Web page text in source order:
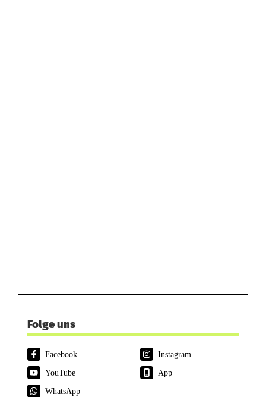
Folge uns
Facebook
Instagram
YouTube
App
WhatsApp